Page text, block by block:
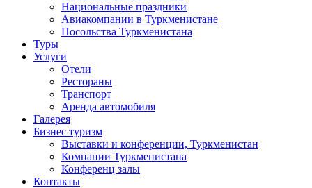
Национальные праздники
Авиакомпании в Туркменистане
Посольства Туркменистана
Туры
Услуги
Отели
Рестораны
Транспорт
Аренда автомобиля
Галерея
Бизнес туризм
Выставки и конференции, Туркменистан
Компании Туркменистана
Конференц залы
Контакты